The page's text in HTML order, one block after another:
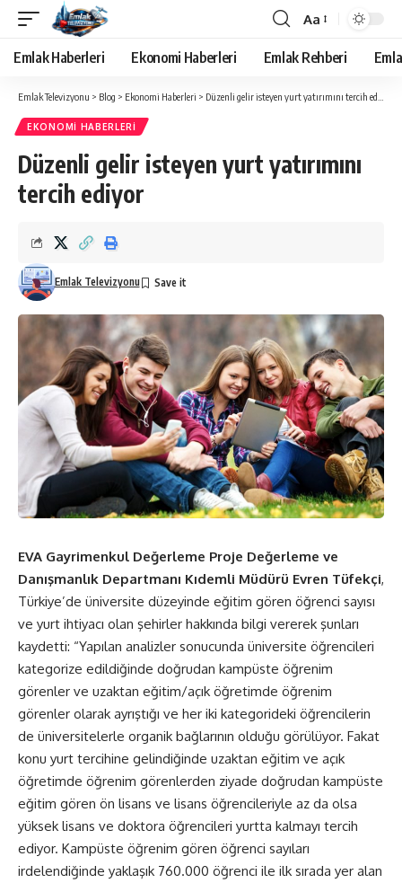
Yazı
Tipi
Boyutlandırıcı
Aa
Emlak Haberleri Ekonomi Haberleri Emlak Rehberi
Emlak Televizyonu > Blog > Ekonomi Haberleri > Düzenli gelir isteyen yurt yatırımını tercih ediyor
EKONOMI HABERLERI
Düzenli gelir isteyen yurt yatırımını
tercih ediyor
Emlak Televizyonu
EVA Gayrimenkul Değerleme Proje Değerleme ve
Danışmanlık Departmanı Kıdemli Müdürü Evren Tüfekçi,
Türkiye’de üniversite düzeyinde eğitim gören öğrenci sayısı
ve yurt ihtiyacı olan şehirler hakkında bilgi vererek şunları
kaydetti: “Yapılan analizler sonucunda üniversite öğrencileri
kategorize edildiğinde doğrudan kampüste öğrenim
görenler ve uzaktan eğitim/açık öğretimde öğrenim
görenler olarak ayrıştığı ve her iki kategorideki öğrencilerin
de üniversitelerle organik bağlarının olduğu görülüyor. Fakat
konu yurt tercihine gelindiğinde uzaktan eğitim ve açık
öğretimde öğrenim görenlerden ziyade doğrudan kampüste
eğitim gören ön lisans ve lisans öğrencileriyle az da olsa
yüksek lisans ve doktora öğrencileri yurtta kalmayı tercih
ediyor. Kampüste öğrenim gören öğrenci sayıları
irdelendiğinde yaklaşık 760.000 öğrenci ile ilk sırada yer alan